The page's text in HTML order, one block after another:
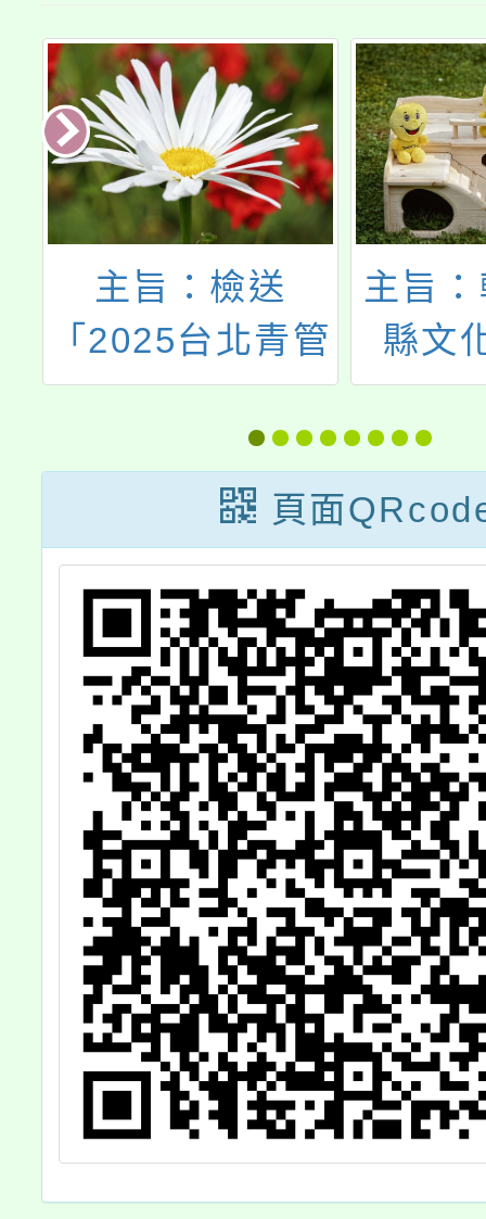
主旨：檢送
「2025台北青管
定期音樂會系列
III《金賞點唱
機》」海報1
份，敬請協助轉
知轄屬學校、校
內師生並鼓勵踴
躍參與，至紉公
誼，請查照。
主旨
縣文
「114
國學
樂比
份，
頁面